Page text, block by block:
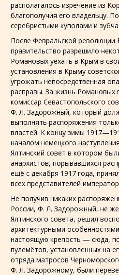
располагалось изречение из
благополучия его владельцу.
серебристыми куполами и
После Февральской революции
правительство разрешило
Романовых уехать в Крым в
установления в Крыму
угрожать непосредственная
расправы. За жизнь Романовых
комиссар Севастопольского
Ф. Л. Задорожный, который
выполнять распоряжения
властей. К концу зимы
началомнемецкого
Ялтинский совет в котором
анархистов, порывавшихся
ещё с декабря 1917 года,
всех представителей
Не получив никаких
России, Ф. Л. Задорожный, не
Ялтинского совета, решил
архитектурными
настоящую крепость — сюда,
пулемётов, установленных на
отряда матросов
Ф. Л. Задорожному, были